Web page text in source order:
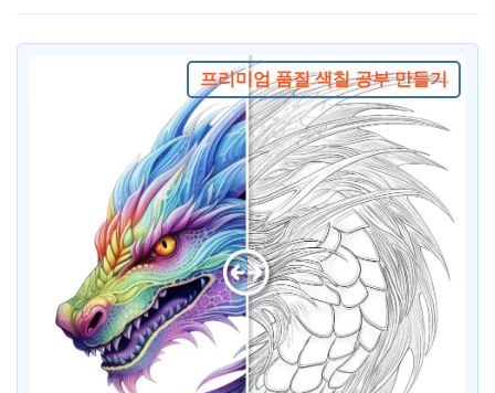
프리미엄 품질 색칠 공부 만들기